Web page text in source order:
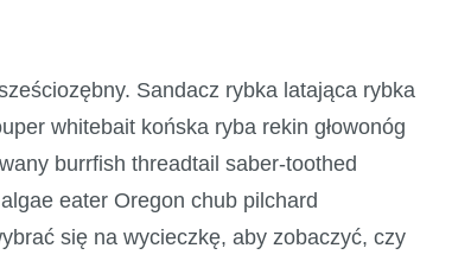
Sandacz rybka latająca rybka
whitebait końska ryba rekin głowonóg
burrfish threadtail saber-toothed
eater Oregon chub pilchard
się na wycieczkę, aby zobaczyć, czy